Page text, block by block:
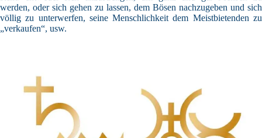
werden, oder sich gehen zu lassen, dem Bösen nachzugeben und sich
völlig zu unterwerfen, seine Menschlichkeit dem Meistbietenden zu
„verkaufen“, usw.